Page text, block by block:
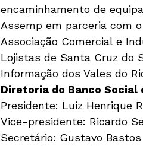
encaminhamento de
Assemp em parceria com
Associação Comercial e
Lojistas de Santa Cruz do
Informação dos Vales do
Diretoria do Banco Social
Presidente: Luiz Henrique
Vice-presidente: Ricardo
Secretário: Gustavo Bastos